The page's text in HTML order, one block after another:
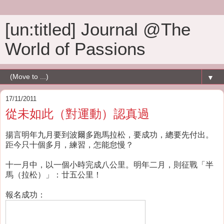
[un:titled] Journal @The
World of Passions
▼
17/11/2011
從未如此（對運動）認真過
揚言明年九月要到波爾多跑馬拉松，要成功，總要先付出。
距今只十個多月，練習，怎能怠慢？
十一月中，以一個小時完成八公里。明年二月，則征戰「半
馬（拉松）」：廿五公里！
報名成功：